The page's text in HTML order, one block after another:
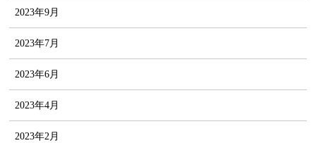
2023年9月
2023年7月
2023年6月
2023年4月
2023年2月